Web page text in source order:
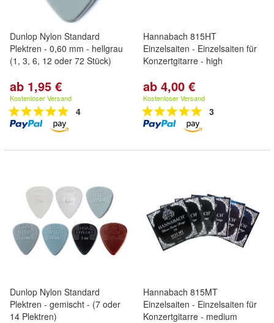
Dunlop Nylon Standard
Plektren - 0,60 mm - hellgrau
(1, 3, 6, 12 oder 72 Stück)
ab 1,95 €
Kostenloser Versand
4
Hannabach 815HT
Einzelsaiten - Einzelsaiten für
Konzertgitarre - high
ab 4,00 €
Kostenloser Versand
3
Dunlop Nylon Standard
Plektren - gemischt - (7 oder
14 Plektren)
Hannabach 815MT
Einzelsaiten - Einzelsaiten für
Konzertgitarre - medium